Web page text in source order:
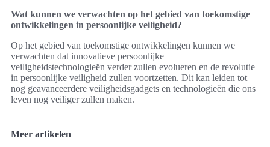
Wat kunnen we verwachten op het gebied van toekomstige
ontwikkelingen in persoonlijke veiligheid?
Op het gebied van toekomstige ontwikkelingen kunnen we
verwachten dat innovatieve persoonlijke
veiligheidstechnologieën verder zullen evolueren en de revolutie
in persoonlijke veiligheid zullen voortzetten. Dit kan leiden tot
nog geavanceerdere veiligheidsgadgets en technologieën die ons
leven nog veiliger zullen maken.
Meer artikelen